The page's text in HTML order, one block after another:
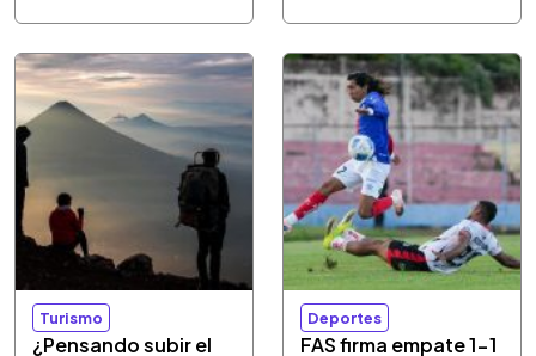
Turismo
¿Pensando subir el
Deportes
FAS firma empate 1-1